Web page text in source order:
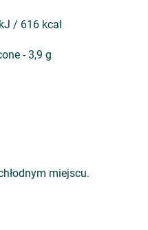
/ 616 kcal
- 3,9 g
miejscu.